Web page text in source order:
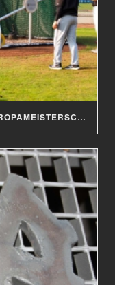
BATTING CAGE FÜR BASEBALL EUROPAMEISTERSCHAFT 2019